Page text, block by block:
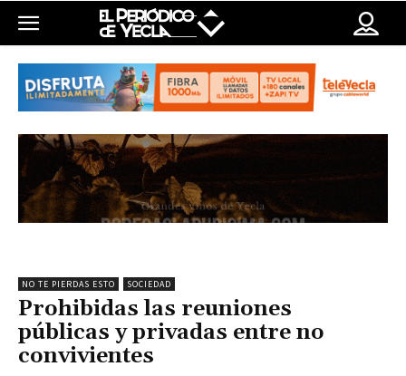
NO TE PIERDAS ESTO SOCIEDAD
Prohibidas las reuniones
públicas y privadas entre no
convivientes